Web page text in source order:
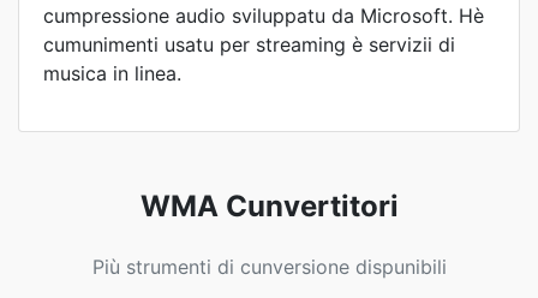
cumpressione audio sviluppatu da Microsoft. Hè
cumunimenti usatu per streaming è servizii di
musica in linea.
WMA Cunvertitori
Più strumenti di cunversione dispunibili